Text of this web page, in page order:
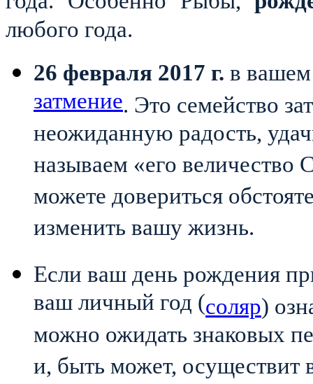
любого года.
26 февраля 2017 г. в
затмение. Это семейство
неожиданную радость,
называем «его
можете довериться
изменить вашу жизнь.
Если ваш день рождения
ваш личный год (соляр)
можно ожидать знаковых
и, быть может, осуществит